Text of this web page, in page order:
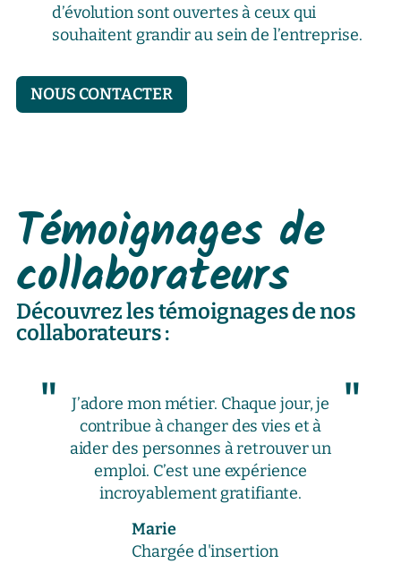
d’évolution sont ouvertes à ceux qui
souhaitent grandir au sein de l’entreprise.
NOUS CONTACTER
Témoignages de
collaborateurs
Découvrez les témoignages de nos
collaborateurs :
"
J’adore mon métier. Chaque jour, je
contribue à changer des vies et à
aider des personnes à retrouver un
emploi. C’est une expérience
incroyablement gratifiante.
Marie
Chargée d'insertion
"